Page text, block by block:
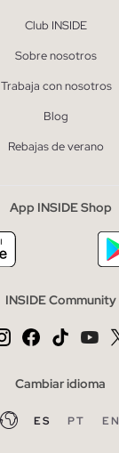
Club INSIDE
Sobre nosotros
Trabaja con nosotros
Blog
Rebajas de verano
App INSIDE Shop
INSIDE Community
Cambiar idioma
ES PT EN